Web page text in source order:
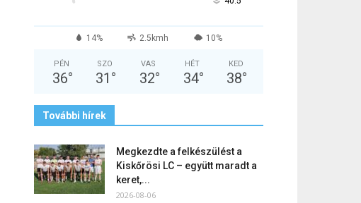
14% 2.5kmh 10%
PÉN
36°
SZO
31 °
VAS
32°
HÉT
34°
KED
38°
További hírek
Megkezdte a felkészülést a
Kiskőrösi LC – együtt maradt a
keret,...
2026-08-06